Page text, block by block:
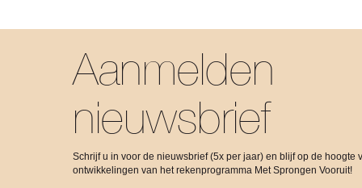
Aanmelden
nieuwsbrief
Schrijf u in voor de nieuwsbrief (5x per jaar) en blijf op de hoogte
ontwikkelingen van het rekenprogramma Met Sprongen Vooruit!